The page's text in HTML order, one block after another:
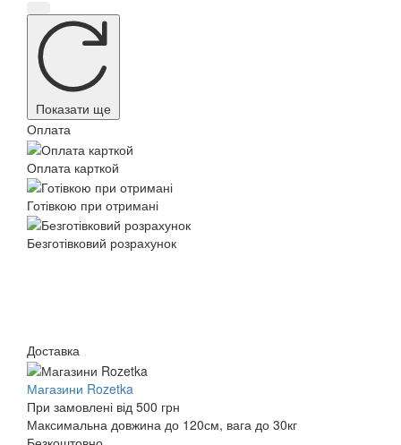
Показати ще
Оплата
Оплата карткой
Готівкою при отримані
Безготівковий розрахунок
Доставка
Магазини Rozetka
При замовлені від 500 грн
Максимальна довжина до 120см, вага до 30кг